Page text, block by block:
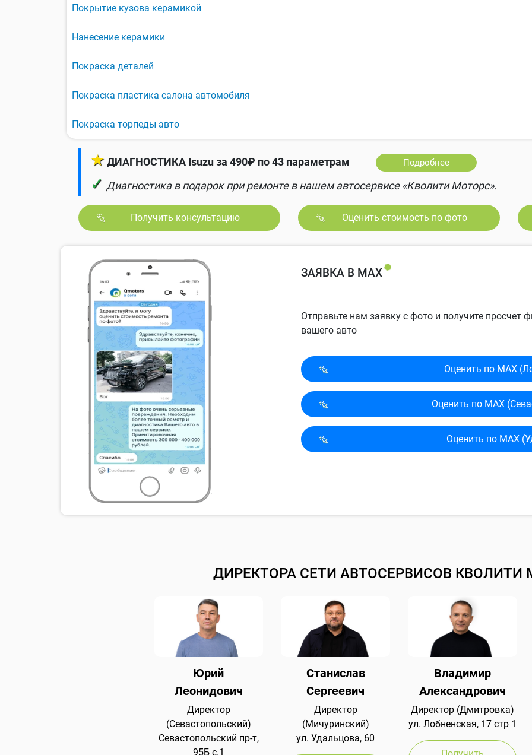
Покрытие кузова керамикой
Нанесение керамики
Покраска деталей
Покраска пластика салона автомобиля
Покраска торпеды авто
★ ДИАГНОСТИКА Isuzu за 490₽ по 43 параметрам Подробнее
✓ Диагностика в подарок при ремонте в нашем автосервисе «Кволити Моторс».
Получить консультацию Оценить стоимость по фото
ЗАЯВКА В MAX
Отправьте нам заявку с фото и получите просчет
вашего авто
Оценить по MAX
Оценить по MAX
Оценить по MAX
ДИРЕКТОРА СЕТИ АВТОСЕРВИСОВ КВОЛИТИ
Юрий
Леонидович
Директор
(Севастопольский)
Севастопольский пр-т,
95Б с.1
Станислав
Сергеевич
Директор
(Мичуринский)
ул. Удальцова, 60
Владимир
Александрович
Директор (Дмитровка)
ул. Лобненская, 17 стр 1